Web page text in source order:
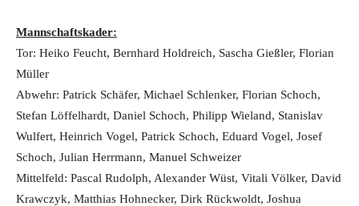
Mannschaftskader:
Tor: Heiko Feucht, Bernhard Holdreich, Sascha Gießler, Florian
Müller
Abwehr: Patrick Schäfer, Michael Schlenker, Florian Schoch,
Stefan Löffelhardt, Daniel Schoch, Philipp Wieland, Stanislav
Wulfert, Heinrich Vogel, Patrick Schoch, Eduard Vogel, Josef
Schoch, Julian Herrmann, Manuel Schweizer
Mittelfeld: Pascal Rudolph, Alexander Wüst, Vitali Völker, David
Krawczyk, Matthias Hohnecker, Dirk Rückwoldt, Joshua